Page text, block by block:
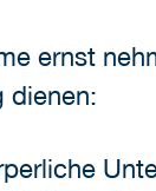
ernst
dienen: